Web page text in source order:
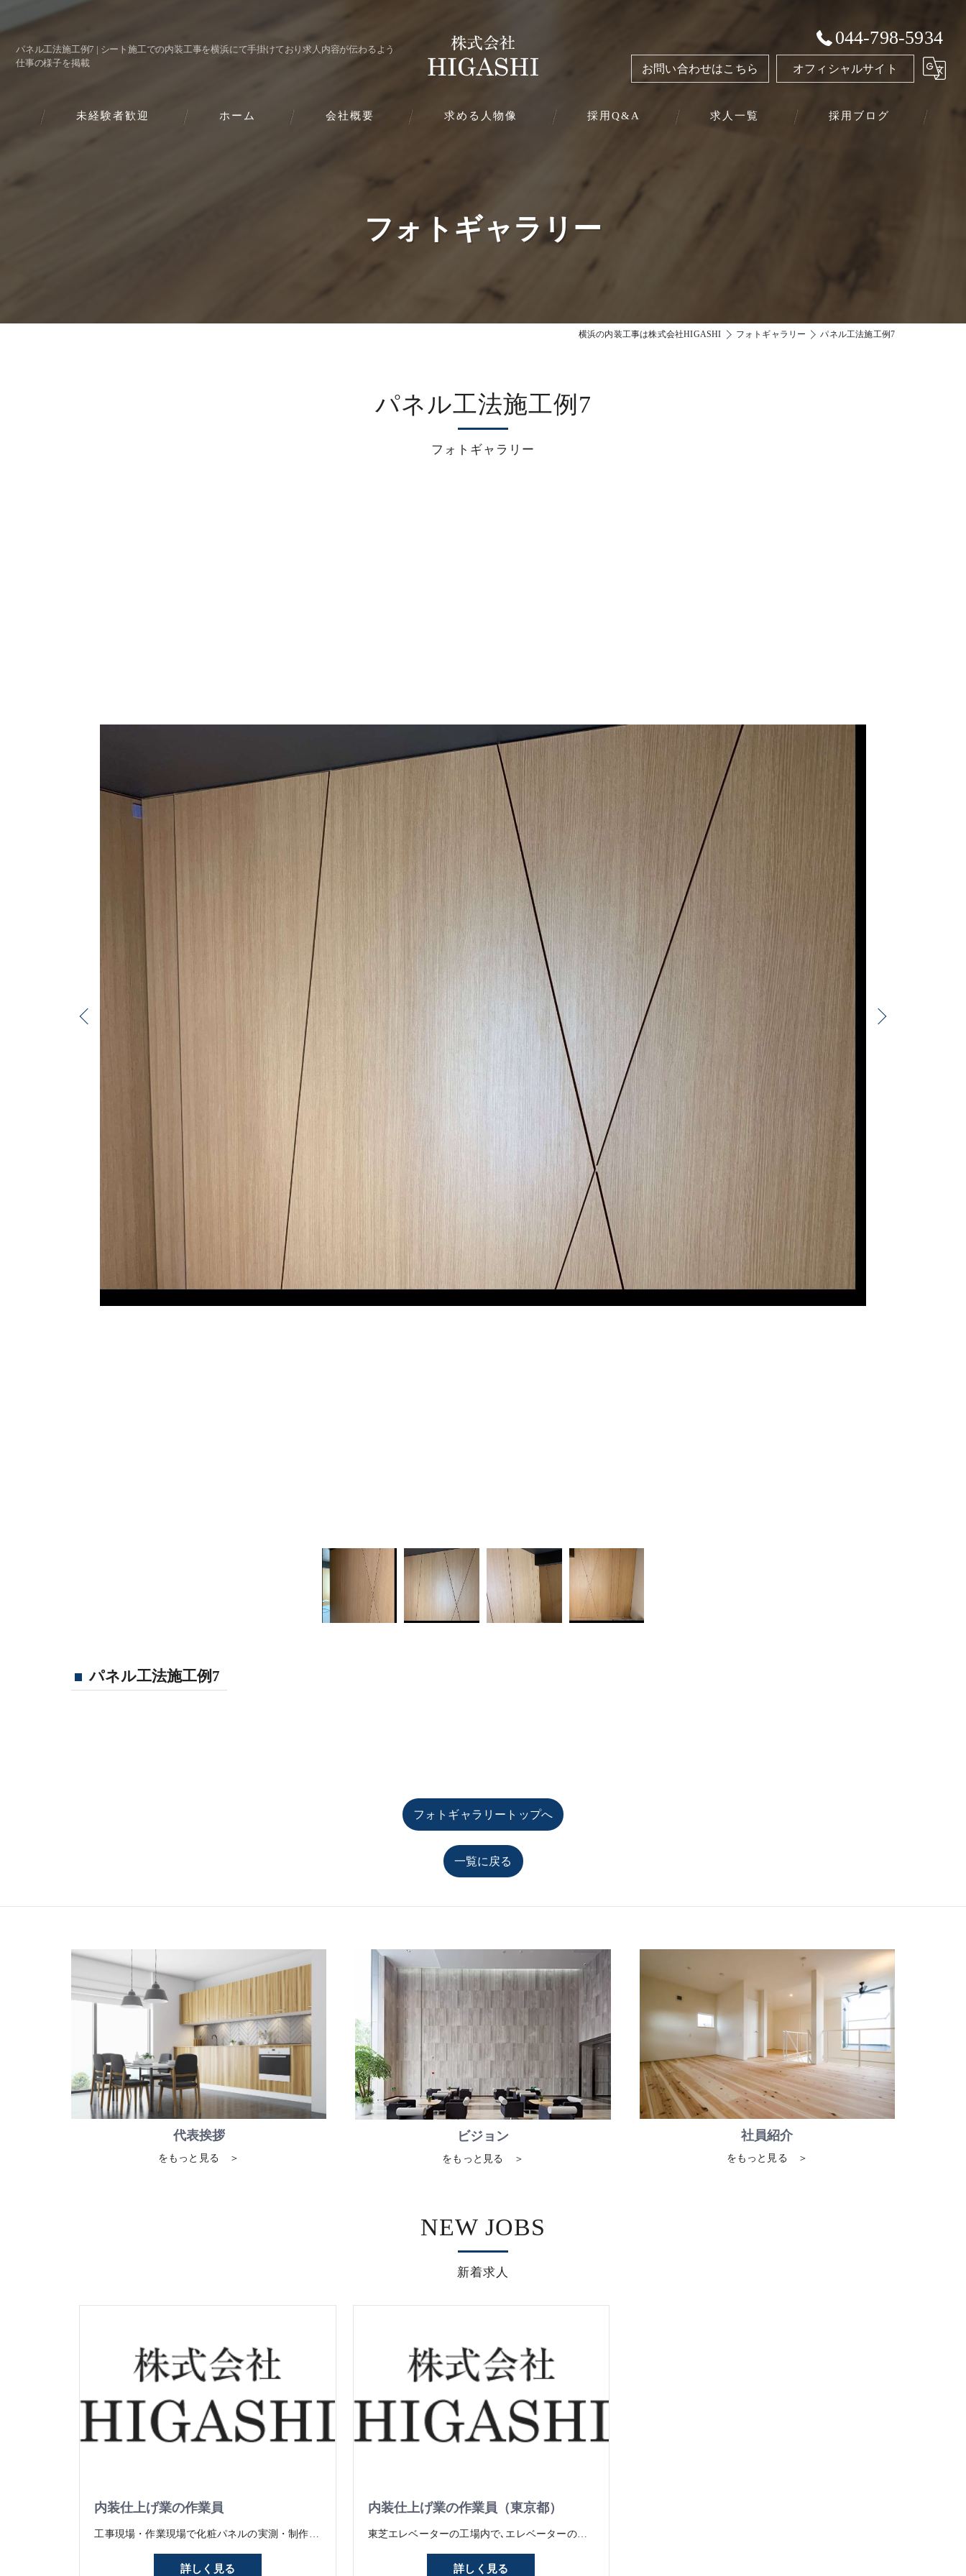
パネル工法施工例7 | シート施工での内装工事を横浜にて手掛けており求人内容が伝わるよう
仕事の様子を掲載
044-798-5934
お問い合わせはこちら オフィシャルサイト
未経験者歓迎 ホーム 会社概要 求める人物像 採用Q&A 求人一覧 採用ブログ
フォトギャラリー
横浜の内装工事は株式会社HIGASHI フォトギャラリー パネル工法施工例7
フォトギャラリー
パネル工法施工例7
パネル工法施工例7
フォトギャラリートップへ
一覧に戻る
代表挨拶
をもっと見る ＞
ビジョン
をもっと見る ＞
社員紹介
をもっと見る ＞
新着求人
NEW JOBS
内装仕上げ業の作業員
工事現場・作業現場で化粧パネルの実測・制作・貼り付けの仕事です。 新築現場・リニューアル工事現場等に行きパネルの寸法を実測して、工場で作成 できたパネルを現場にて貼り付けする細かい作業が多いお仕事ですが、未経験でもマンツーマンで1つずつ教えていくので大丈夫｡できることが1つずつ増えていくのは､モノ作りの仕事の一番のやりがい！もちろんできることが増えれば､｢昇給｣という形でしっかり評価いたします。 常に目標を持って仕事に取り組んで欲しいと思っています｡ また、打ち合わせから制作施工まで一貫して自社で受けているため、全ての工程に携わることができます。
詳しく見る
内装仕上げ業の作業員（東京都）
東芝エレベーターの工場内で､エレベーターの扉や内装･パーツに化粧シートを貼っていく仕事です｡寸法通りにカットしたり､丁寧に下地を処理したり､曲がったり､空気が入ったりしない様に全てにおいて丁寧な作業が必要ですが､未経験でもマンツーマンで1つずつ教えていくので大丈夫です。 できることが1つずつ増えていくのは､モノ作りの仕事の一番のやりがい！もちろんできることが増えれば､｢昇給｣という形でしっかり評価｡常に目標を持って仕事に取り組んで欲しいと思っています｡
詳しく見る